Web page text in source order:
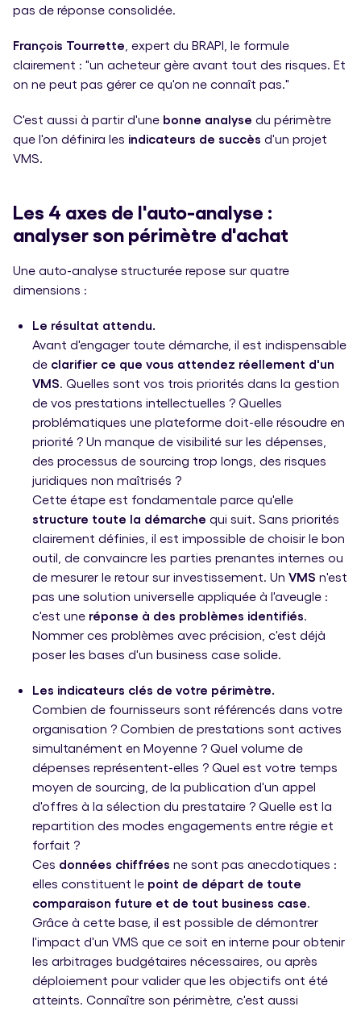
pas de réponse consolidée.
François Tourrette , expert du BRAPI, le formule
clairement : "un acheteur gère avant tout des risques. Et
on ne peut pas gérer ce qu'on ne connaît pas."
C'est aussi à partir d'une bonne analyse du périmètre
que l'on définira les indicateurs de succès d'un projet
VMS.
Les 4 axes de l'auto-analyse :
analyser son périmètre d'achat
Une auto-analyse structurée repose sur quatre
dimensions :
Le résultat attendu.
Avant d'engager toute démarche, il est indispensable
de clarifier ce que vous attendez réellement d'un
VMS. Quelles sont vos trois priorités dans la gestion
de vos prestations intellectuelles ? Quelles
problématiques une plateforme doit-elle résoudre en
priorité ? Un manque de visibilité sur les dépenses,
des processus de sourcing trop longs, des risques
juridiques non maîtrisés ?
Cette étape est fondamentale parce qu'elle
structure toute la démarche qui suit. Sans priorités
clairement définies, il est impossible de choisir le bon
outil, de convaincre les parties prenantes internes ou
de mesurer le retour sur investissement. Un VMS n'est
pas une solution universelle appliquée à l'aveugle :
c'est une réponse à des problèmes identifiés.
Nommer ces problèmes avec précision, c'est déjà
poser les bases d'un business case solide.
Les indicateurs clés de votre périmètre.
Combien de fournisseurs sont référencés dans votre
organisation ? Combien de prestations sont actives
simultanément en Moyenne ? Quel volume de
dépenses représentent-elles ? Quel est votre temps
moyen de sourcing, de la publication d'un appel
d'offres à la sélection du prestataire ? Quelle est la
repartition des modes engagements entre régie et
forfait ?
Ces données chiffrées ne sont pas anecdotiques :
elles constituent le point de départ de toute
comparaison future et de tout business case.
Grâce à cette base, il est possible de démontrer
l'impact d'un VMS que ce soit en interne pour obtenir
les arbitrages budgétaires nécessaires, ou après
déploiement pour valider que les objectifs ont été
atteints. Connaître son périmètre, c'est aussi